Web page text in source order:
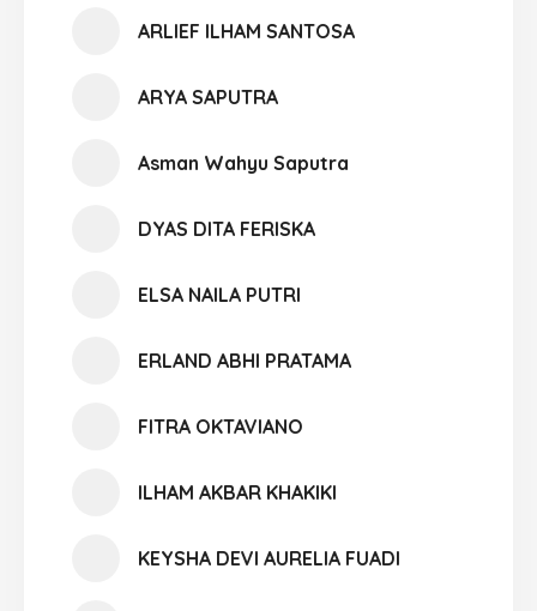
ARLIEF ILHAM SANTOSA
ARYA SAPUTRA
Asman Wahyu Saputra
DYAS DITA FERISKA
ELSA NAILA PUTRI
ERLAND ABHI PRATAMA
FITRA OKTAVIANO
ILHAM AKBAR KHAKIKI
KEYSHA DEVI AURELIA FUADI